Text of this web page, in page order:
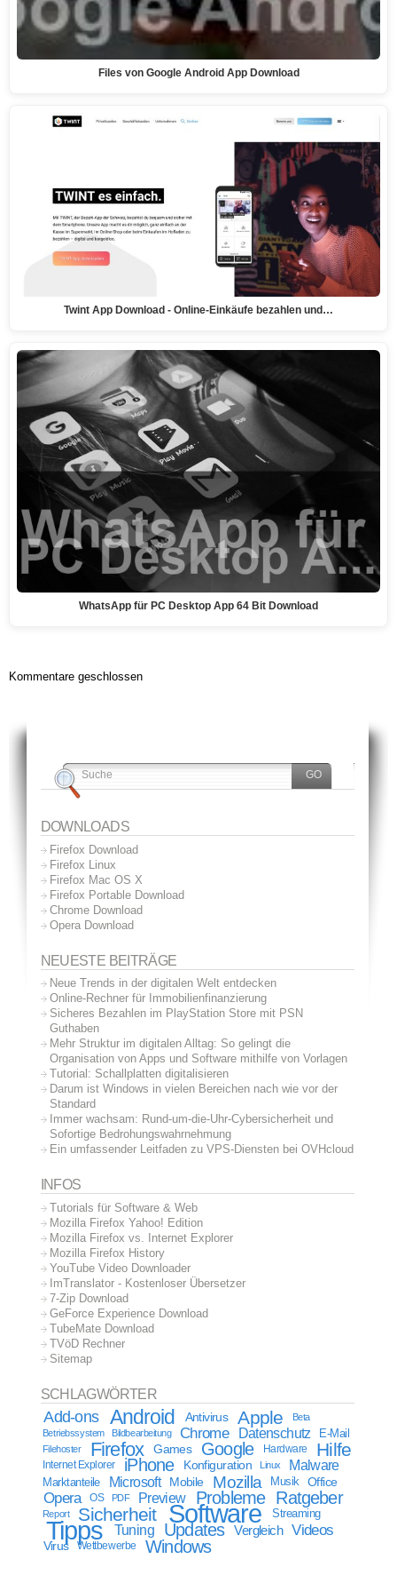
Files von Google Android App Download
Twint App Download - Online-Einkäufe bezahlen und…
WhatsApp für PC Desktop App 64 Bit Download
Kommentare geschlossen
DOWNLOADS
Firefox Download
Firefox Linux
Firefox Mac OS X
Firefox Portable Download
Chrome Download
Opera Download
NEUESTE BEITRÄGE
Neue Trends in der digitalen Welt entdecken
Online-Rechner für Immobilienfinanzierung
Sicheres Bezahlen im PlayStation Store mit PSN
Guthaben
Mehr Struktur im digitalen Alltag: So gelingt die
Organisation von Apps und Software mithilfe von Vorlagen
Tutorial: Schallplatten digitalisieren
Darum ist Windows in vielen Bereichen nach wie vor der
Standard
Immer wachsam: Rund-um-die-Uhr-Cybersicherheit und
Sofortige Bedrohungswahrnehmung
Ein umfassender Leitfaden zu VPS-Diensten bei OVHcloud
INFOS
Tutorials für Software & Web
Mozilla Firefox Yahoo! Edition
Mozilla Firefox vs. Internet Explorer
Mozilla Firefox History
YouTube Video Downloader
ImTranslator - Kostenloser Übersetzer
7-Zip Download
GeForce Experience Download
TubeMate Download
TVöD Rechner
Sitemap
SCHLAGWÖRTER
Add-ons Android Antivirus Apple
Beta
Betriebssystem
Bildbearbeitung Chrome Datenschutz E-Mail
Filehoster Firefox Games Google Hardware Hilfe
Internet Explorer iPhone Konfiguration Linux Malware
Marktanteile Microsoft Mobile Mozilla Musik Office
Opera OS PDF Preview Probleme Ratgeber
Report Sicherheit Software Streaming
Tipps Tuning Updates Vergleich Videos
Virus Wettbewerbe Windows